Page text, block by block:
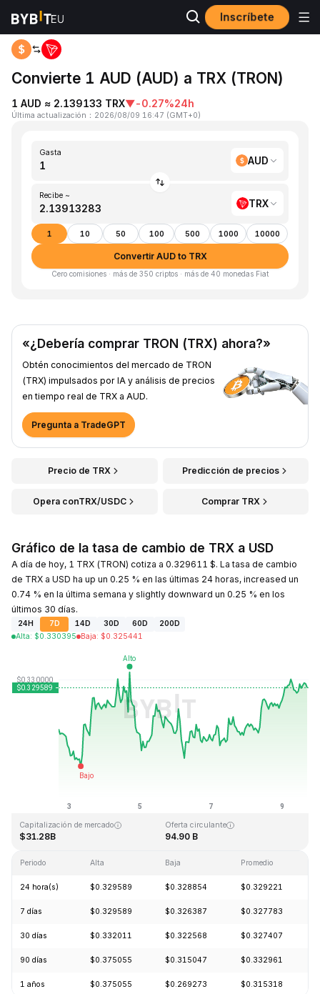
Inscríbete
Inicio AUD to TRX
Convierte 1 AUD (AUD) a TRX (TRON)
1 AUD ≈ 2.139133 TRX▼-0.27%24h
Última actualización ： 2026/08/09 16:47 (GMT+0)
Gasta
AUD
Recibe ~
TRX
1 10 50 100 500 1000 10000
Convertir AUD to TRX
Cero comisiones · más de 350 criptos · más de 40 monedas Fiat
«¿Debería comprar TRON (TRX) ahora?»
Obtén conocimientos del mercado de TRON
(TRX) impulsados por IA y análisis de precios
en tiempo real de TRX a AUD.
Pregunta a TradeGPT
Precio de TRX Predicción de precios
Opera conTRX/USDC Comprar TRX
Gráfico de la tasa de cambio de TRX a USD
A día de hoy, 1 TRX (TRON) cotiza a 0.329611 $. La tasa de cambio
de TRX a USD ha up un 0.25 % en las últimas 24 horas, increased un
0.74 % en la última semana y slightly downward un 0.25 % en los
últimos 30 días.
24H 7D 14D 30D 60D
200D
Alta: $0.330395 Baja: $0.325441
Última actualización: 2026-08-09, 16:47 GMT+0
$0.001804
Capitalización de mercado
$31.28B
Oferta circulante
94.90 B
Periodo Alta Baja Promedio
24 hora(s) $0.329589 $0.328854 $0.329221
7 días $0.329589 $0.326387 $0.327783
30 días $0.332011 $0.322568 $0.327407
90 días $0.375055 $0.315047 $0.332961
1 años $0.375055 $0.269273 $0.315318